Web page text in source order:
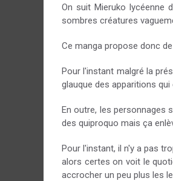
On suit Mieruko lycéenne
sombres créatures
Ce manga propose donc
Pour l'instant malgré la
glauque des apparitions
En outre, les personnages
des quiproquo mais ça
Pour l'instant, il n'y a pas
alors certes on voit le
accrocher un peu plus les